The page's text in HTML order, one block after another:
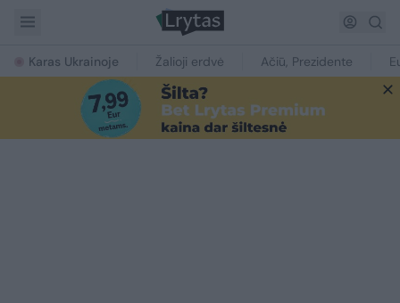
Karas Ukrainoje Žalioji erdvė Ačiū, Prezidente